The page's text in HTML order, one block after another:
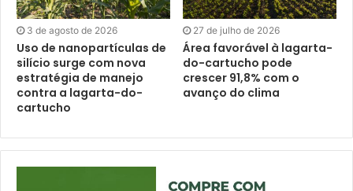
3 de agosto de 2026
Uso de nanopartículas de
silício surge com nova
estratégia de manejo
contra a lagarta-do-
cartucho
27 de julho de 2026
Área favorável à lagarta-
do-cartucho pode
crescer 91,8% com o
avanço do clima